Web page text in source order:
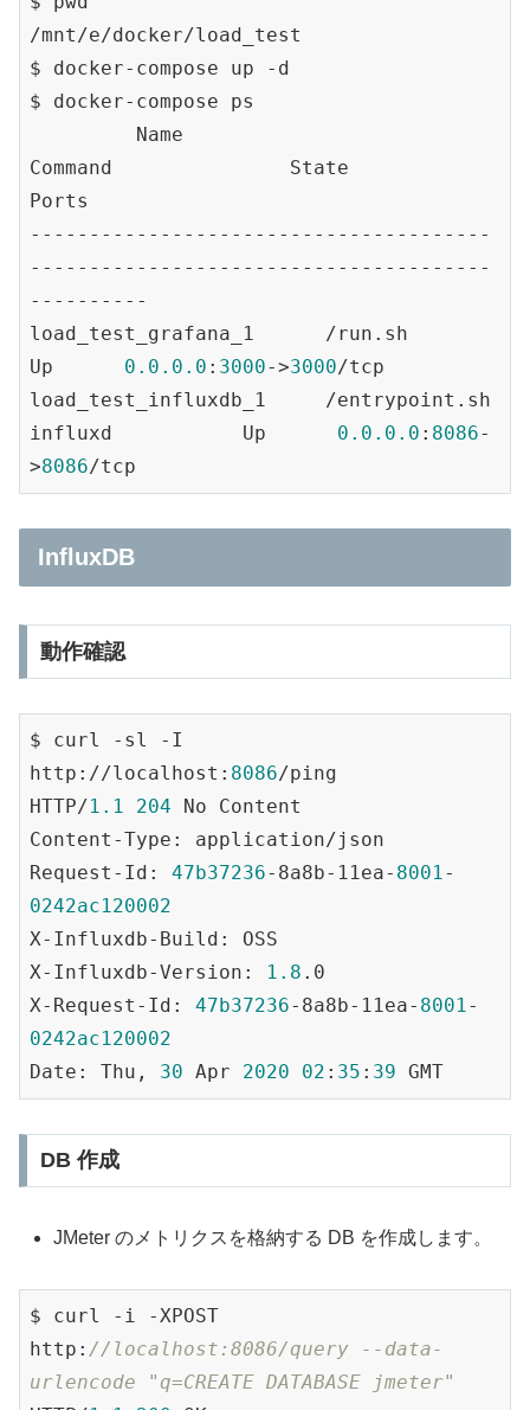
/mnt/e/docker/load_test
$ docker-compose up -d
$ docker-compose ps
Command               State
Ports
---------------------------------------
---------------------------------------
----------
load_test_grafana_1      /run.sh
Up 0.0 .0 .0 : 3000->3000/tcp
load_test_influxdb_1     /entrypoint.sh
influxd           Up 0.0 .0 .0 : 8086-
>8086
InfluxDB
動作確認
$ curl -sl -I
http://localhost: 8086/ping
HTTP/1.1 204 No Content
Content-Type: application/json
Request-Id: 47b37236-8a8b-11ea- 8001 -
0242ac120002
X-Influxdb-Build: OSS
X-Influxdb-Version:
1.8 .0
X-Request-Id: 47b37236-8a8b-11ea- 8001 -
0242ac120002
Date: Thu, 30 Apr 2020 02 : 35 : 39
DB 作成
JMeter のメトリクスを格納する DB を作成します。
$ curl -i -XPOST
http: //localhost:8086/query --data-
urlencode "q=CREATE DATABASE jmeter"